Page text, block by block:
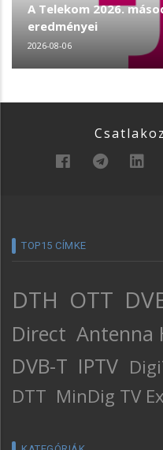
A Telekom 2026.
eredményei
2026-08-06
TOP15 CÍMKE
DTH OTT
Direct Antenna
DVB-T IPTV
DTT MinDig TV